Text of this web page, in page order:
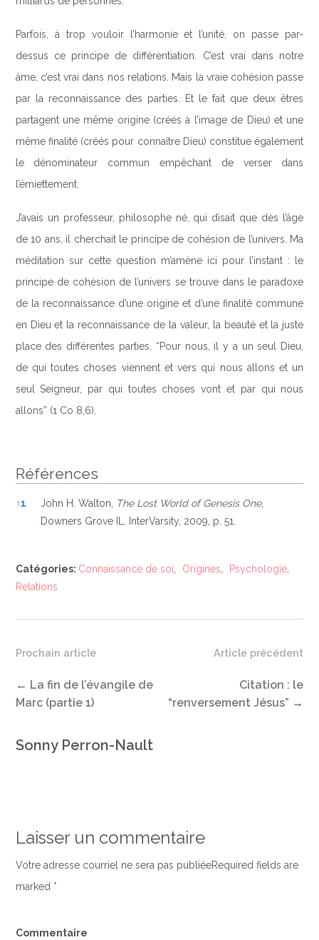
Parfois, à trop vouloir l’harmonie et l’unité, on passe par-
dessus ce principe de différentiation. C’est vrai dans notre
âme, c’est vrai dans nos relations. Mais la vraie cohésion passe
par la reconnaissance des parties. Et le fait que deux êtres
partagent une même origine (créés à l’image de Dieu) et une
même finalité (créés pour connaître Dieu) constitue également
le dénominateur commun empêchant de verser dans
l’émiettement.
J’avais un professeur, philosophe né, qui disait que dès l’âge
de 10 ans, il cherchait le principe de cohésion de l’univers. Ma
méditation sur cette question m’amène ici pour l’instant : le
principe de cohésion de l’univers se trouve dans le paradoxe
de la reconnaissance d’une origine et d’une finalité commune
en Dieu et la reconnaissance de la valeur, la beauté et la juste
place des différentes parties. “Pour nous, il y a un seul Dieu,
de qui toutes choses viennent et vers qui nous allons et un
seul Seigneur, par qui toutes choses vont et par qui nous
allons” (1 Co 8,6).
Références
Références
↑1 John H. Walton, The Lost World of Genesis One,
Downers Grove IL, InterVarsity, 2009, p. 51.
Catégories: Connaissance de soi, Origines, Psychologie,
Relations
Article précédent
Citation : le
“renversement Jésus” →
Prochain article
← La fin de l’évangile de
Marc (partie 1)
Sonny Perron-Nault
Laisser un commentaire
Votre adresse courriel ne sera pas publiéeRequired fields are
marked *
Commentaire